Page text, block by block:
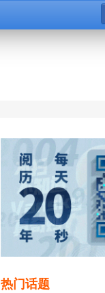
热门话题